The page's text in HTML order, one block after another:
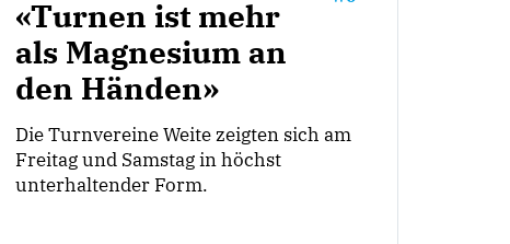
«Turnen ist mehr
als Magnesium an
den Händen»
Die Turnvereine Weite zeigten sich am
Freitag und Samstag in höchst
unterhaltender Form.